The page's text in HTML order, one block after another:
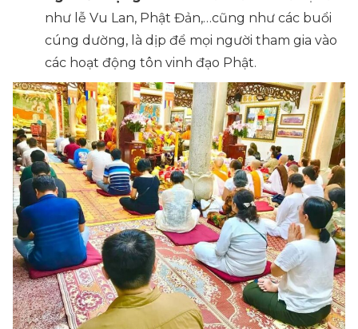
như lễ Vu Lan, Phật Đản,…cũng như các buổi
cúng dường, là dịp để mọi người tham gia vào
các hoạt động tôn vinh đạo Phật.